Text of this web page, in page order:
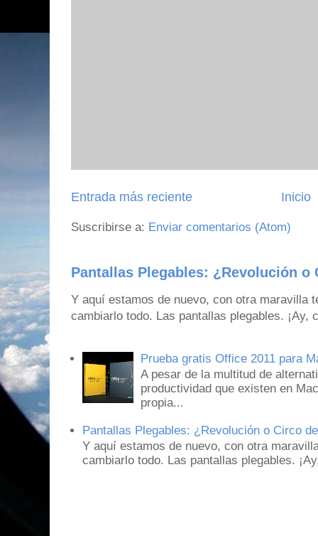
Entrada más reciente Inicio
Suscribirse a: Enviar comentarios (Atom)
Pantallas Plegables: ¿Revolución o
Y aquí estamos de nuevo, con otra maravilla
cambiarlo todo. Las pantallas plegables. ¡Ay,
Prueba gratis Office 2011 para
A pesar de la multitud de
productividad que existen en
propia...
Pantallas Plegables: ¿Revolución o Circo
Y aquí estamos de nuevo, con otra
cambiarlo todo. Las pantallas plegables.